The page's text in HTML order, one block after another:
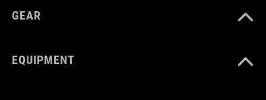
GEAR
EQUIPMENT